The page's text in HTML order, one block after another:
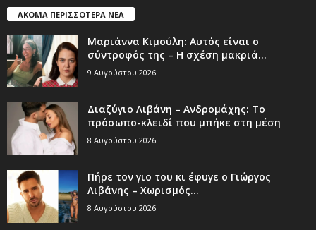
ΑΚΟΜΑ ΠΕΡΙΣΣΟΤΕΡΑ ΝΕΑ
Μαριάννα Κιμούλη: Αυτός είναι ο
σύντροφός της – Η σχέση μακριά...
9 Αυγούστου 2026
Διαζύγιο Λιβάνη – Ανδρομάχης: Το
πρόσωπο-κλειδί που μπήκε στη μέση
8 Αυγούστου 2026
Πήρε τον γιο του κι έφυγε ο Γιώργος
Λιβάνης – Χωρισμός...
8 Αυγούστου 2026